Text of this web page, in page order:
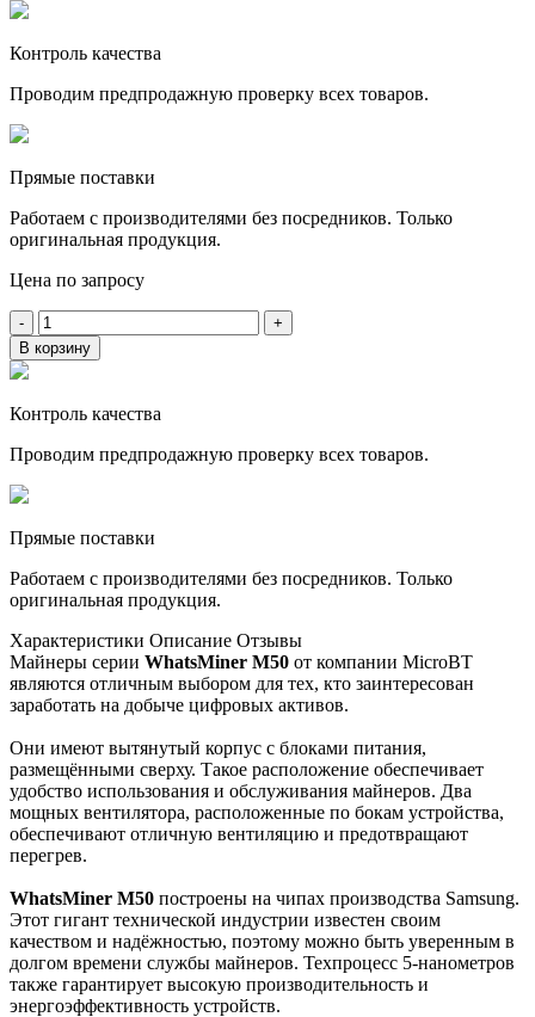
Контроль качества
Проводим предпродажную проверку всех товаров.
Прямые поставки
Работаем с производителями без посредников. Только
оригинальная продукция.
Цена по запросу
-
+
В корзину
Контроль качества
Проводим предпродажную проверку всех товаров.
Прямые поставки
Работаем с производителями без посредников. Только
оригинальная продукция.
Характеристики Описание Отзывы
Майнеры серии WhatsMiner M50 от компании MicroBT
являются отличным выбором для тех, кто заинтересован
заработать на добыче цифровых активов.
Они имеют вытянутый корпус с блоками питания,
размещёнными сверху. Такое расположение обеспечивает
удобство использования и обслуживания майнеров. Два
мощных вентилятора, расположенные по бокам устройства,
обеспечивают отличную вентиляцию и предотвращают
перегрев.
WhatsMiner M50 построены на чипах производства Samsung.
Этот гигант технической индустрии известен своим
качеством и надёжностью, поэтому можно быть уверенным в
долгом времени службы майнеров. Техпроцесс 5-нанометров
также гарантирует высокую производительность и
энергоэффективность устройств.